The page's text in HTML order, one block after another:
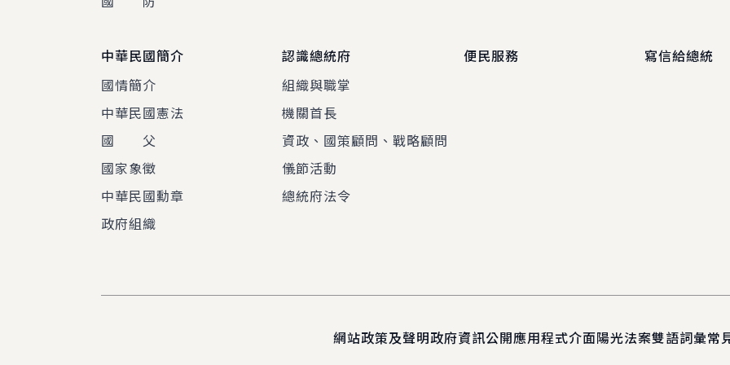
中華民國簡介
國情簡介
中華民國憲法
國 父
國家象徵
中華民國勳章
政府組織
認識總統府
組織與職掌
機關首長
資政、國策顧問、戰略顧問
儀節活動
總統府法令
便民服務 寫信給總統
網站政策及聲明政府資訊公開應用程式介面陽光法案雙語詞彙常